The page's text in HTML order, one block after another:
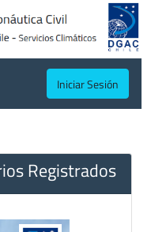
Iniciar Sesión
Registrados